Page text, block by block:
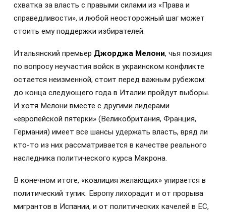
схватка за власть с правыми силами из «Права и
справедливости», и любой неосторожный шаг может
стоить ему поддержки избирателей.
Итальянский премьер Джорджа Мелони, чья позиция
по вопросу неучастия войск в украинском конфликте
остается неизменной, стоит перед важным рубежом:
до конца следующего года в Италии пройдут выборы.
И хотя Мелони вместе с другими лидерами
«европейской пятерки» (Великобритания, Франция,
Германия) имеет все шансы удержать власть, вряд ли
кто-то из них рассматривается в качестве реального
наследника политического курса Макрона.
В конечном итоге, «коалиция желающих» упирается в
политический тупик. Европу лихорадит и от прорыва
мигрантов в Испании, и от политических качелей в ЕС,